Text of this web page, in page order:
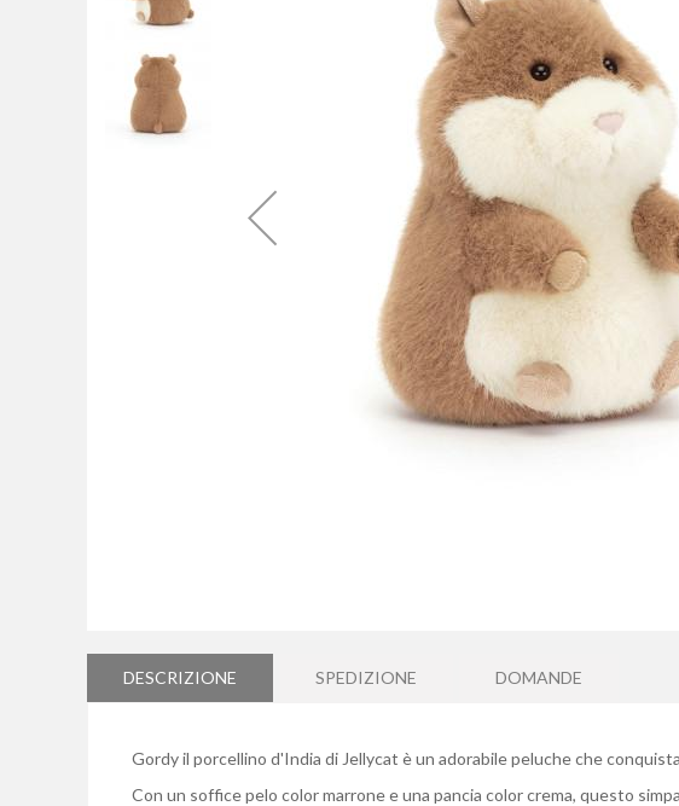
della
DESCRIZIONE
Gordy il porcellino d'India di Jellycat è un adorabile peluche che
Con un soffice pelo color marrone e una pancia color crema, questo
SPEDIZIONE DOMANDE